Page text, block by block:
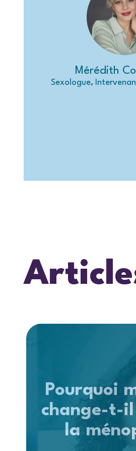
Mérédith
Sexologue,
Pourquoi
change-t-
la